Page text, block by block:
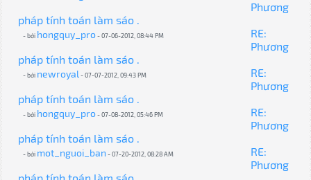
Phương
pháp tính toán làm sáo .
- bởi hongquy_pro- 07-06-2012, 08:44 PM
RE:
Phương
pháp tính toán làm sáo .
- bởi newroyal- 07-07-2012, 09:43 PM
RE:
Phương
pháp tính toán làm sáo .
- bởi hongquy_pro- 07-08-2012, 05:46 PM
RE:
Phương
pháp tính toán làm sáo .
- bởi mot_nguoi_ban - 07-20-2012, 08:28 AM
RE:
Phương